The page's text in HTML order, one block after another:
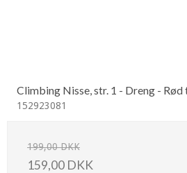
Climbing Nisse, str. 1 - Dreng -
152923081
199,00 DKK
159,00 DKK